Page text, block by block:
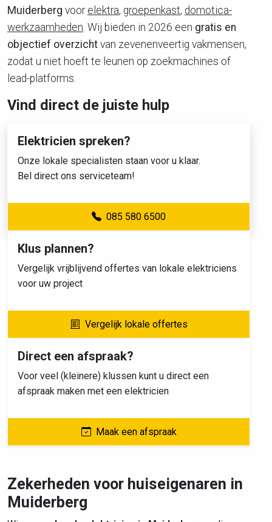
Muiderberg voor elektra, groepenkast, domotica-
werkzaamheden. Wij bieden in 2026 een gratis en
objectief overzicht van zevenenveertig vakmensen,
zodat u niet hoeft te leunen op zoekmachines of
lead-platforms.
Vind direct de juiste hulp
Elektricien spreken?
Onze lokale specialisten staan voor u klaar.
Bel direct ons serviceteam!
085 580 6500
Klus plannen?
Vergelijk vrijblijvend offertes van lokale elektriciens
voor uw project
Vergelijk lokale offertes
Direct een afspraak?
Voor veel (kleinere) klussen kunt u direct een
afspraak maken met een elektricien
Maak een afspraak
Zekerheden voor huiseigenaren in
Muiderberg